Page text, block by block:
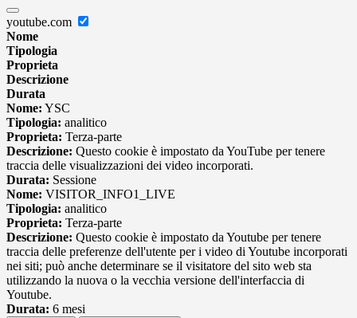
youtube.com
Nome
Tipologia
Proprieta
Descrizione
Durata
Nome: YSC
Tipologia: analitico
Proprieta: Terza-parte
Descrizione: Questo cookie è impostato da YouTube per tenere
traccia delle visualizzazioni dei video incorporati.
Durata: Sessione
Nome: VISITOR_INFO1_LIVE
Tipologia: analitico
Proprieta: Terza-parte
Descrizione: Questo cookie è impostato da Youtube per tenere
traccia delle preferenze dell'utente per i video di Youtube incorporati
nei siti; può anche determinare se il visitatore del sito web sta
utilizzando la nuova o la vecchia versione dell'interfaccia di
Youtube.
Durata: 6 mesi